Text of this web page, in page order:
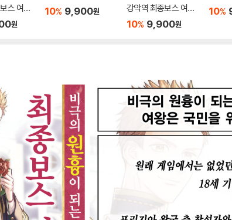
스 여왕
헌신합
원
10% 9,900원
강악역 최종보스 여왕
은 국민을 위해 헌신합
10% 9,900원
10%